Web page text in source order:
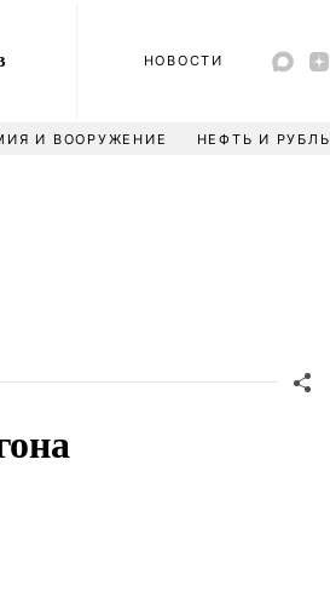
НОВОСТИ
И ВООРУЖЕНИЕ НЕФТЬ И РУБЛЬ